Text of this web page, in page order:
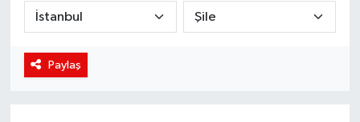
Paylaş
Dursunbey